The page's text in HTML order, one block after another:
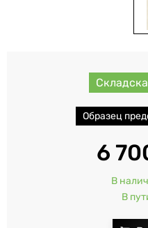
Образец
6
В
В